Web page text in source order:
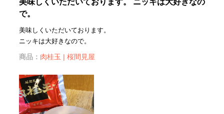
で。
美味しくいただいております。
ニッキは大好きなので。
商品： 肉桂玉 | 桜間見屋